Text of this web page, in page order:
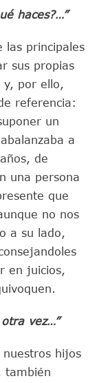
haces?…”
las principales
sus propias
y, por ello,
referencia:
un
a
de
una persona
que
no nos
a su lado,
en juicios,
vez…”
hijos
también